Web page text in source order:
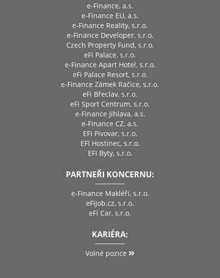
e-Finance, a.s.
e-Finance EU, a.s.
e-Finance Reality, s.r.o.
e-Finance Developer, s.r.o.
Czech Property Fund, s.r.o.
eFi Palace, s.r.o.
e-Finance Apart Hotel, s.r.o.
eFi Palace Resort, s.r.o.
e-Finance Zámek Račice, s.r.o.
eFi Břeclav, s.r.o.
eFi Sport Centrum, s.r.o.
e-Finance Jihlava, a.s.
e-Finance CZ, a.s.
EFI Pivovar, s.r.o.
EFI Hostinec, s.r.o.
EFI Byty, s.r.o.
PARTNEŘI KONCERNU:
e-Finance Makléři, s.r.o.
eFiJob.cz, s.r.o.
eFi Car, s.r.o.
KARIÉRA:
Volné pozice